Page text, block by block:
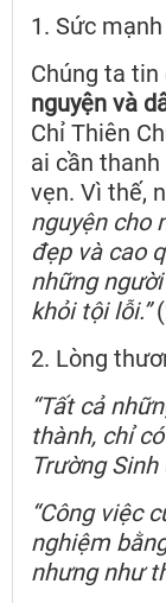
1. Sức
Chúng ta tin
nguyện và
Chỉ Thiên
ai cần
vẹn. Vì thế,
nguyện cho
đẹp và cao
những
khỏi tội lỗi.”
2. Lòng
“Tất cả
thành, chỉ
Trường Sinh
“Công việc
nghiệm
nhưng như